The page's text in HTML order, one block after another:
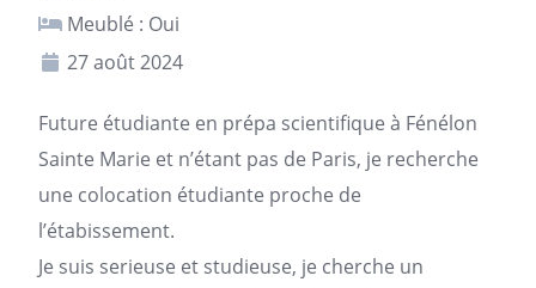
Meublé : Oui
27 août 2024
Future étudiante en prépa scientifique à Fénélon
Sainte Marie et n’étant pas de Paris, je recherche
une colocation étudiante proche de
l’étabissement.
Je suis serieuse et studieuse, je cherche un